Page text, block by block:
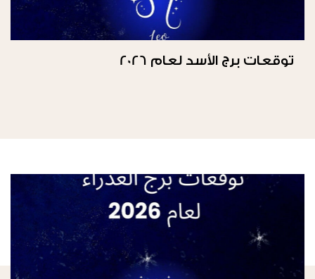
توقعات برج الأسد لعام 2026